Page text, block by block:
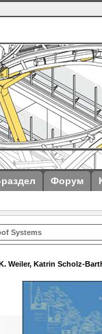
раздел Форум
Systems
Weiler, Katrin Scholz-